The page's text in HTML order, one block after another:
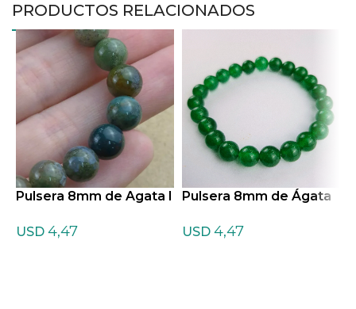
PRODUCTOS RELACIONADOS
Pulsera 8mm de Agata I
USD 4,47
Pulsera 8mm de Ágata
USD 4,47